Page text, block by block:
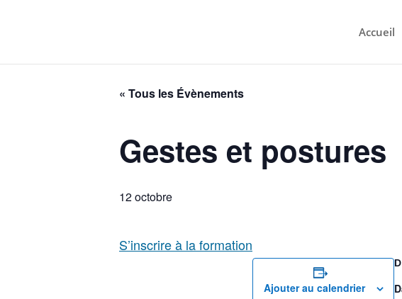
Accueil
« Tous les Évènements
Gestes et postures
12 octobre
S’inscrire à la formation
Ajouter au calendrier